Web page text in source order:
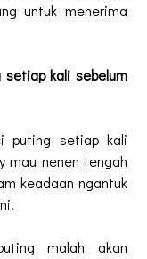
untuk menerima
setiap kali sebelum
puting setiap kali
mau nenen tengah
keadaan ngantuk
malah akan